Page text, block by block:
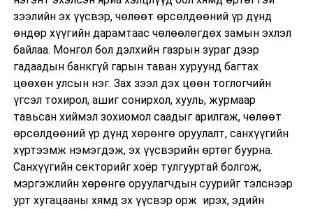
зээлийн эх үүсвэр, чөлөөт өрсөлдөөний үр дүнд
өндөр хүүгийн дарамтаас чөлөөлөгдөх замын эхлэл
байлаа. Монгол бол дэлхийн газрын зураг дээр
гадаадын банкгүй гарын таван хуруунд багтах
цөөхөн улсын нэг. Зах зээл дэх цөөн тоглогчийн
үгсэл тохирол, ашиг сонирхол, хууль, журмаар
тавьсан хиймэл зохиомол саадыг арилгаж, чөлөөт
өрсөлдөөний үр дүнд хөрөнгө оруулалт, санхүүгийн
хүртээмж нэмэгдэж, эх үүсвэрийн өртөг буурна.
Санхүүгийн секторийг хоёр тулгууртай болгож,
мэргэжлийн хөрөнгө оруулагчдын суурийг тэлснээр
урт хугацааны хямд эх үүсвэр орж ирэх, эдийн